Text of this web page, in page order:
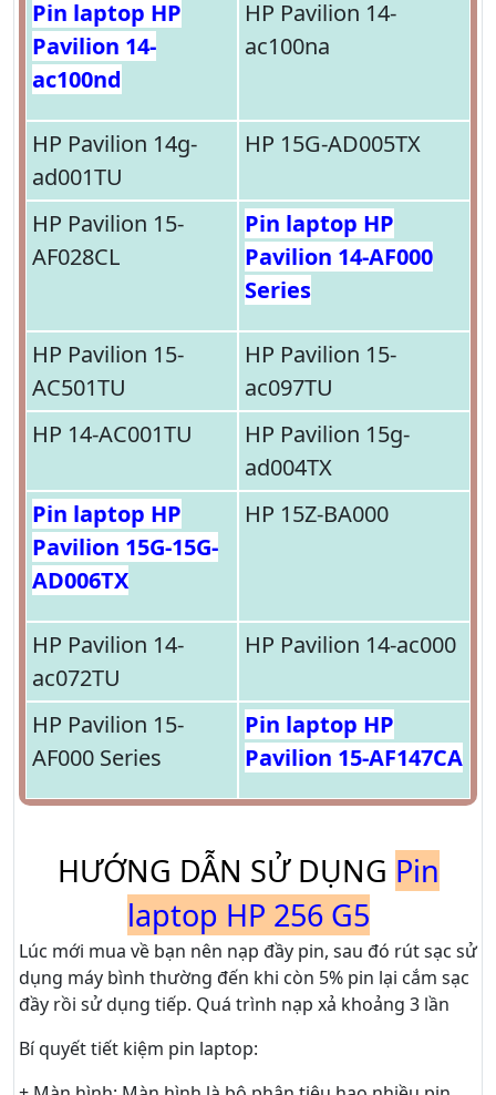
Pin laptop HP
Pavilion 14-
ac100nd
HP Pavilion 14-
ac100na
HP Pavilion 14g-
ad001TU
HP 15G-AD005TX
HP Pavilion 15-
AF028CL
Pin laptop HP
Pavilion 14-AF000
Series
HP Pavilion 15-
AC501TU
HP Pavilion 15-
ac097TU
HP 14-AC001TU
HP Pavilion 15g-
ad004TX
Pin laptop HP
Pavilion 15G-15G-
AD006TX
HP 15Z-BA000
HP Pavilion 14-
ac072TU
HP Pavilion 14-ac000
HP Pavilion 15-
AF000 Series
Pin laptop HP
Pavilion 15-AF147CA
HƯỚNG DẪN SỬ DỤNG Pin
laptop HP 256 G5
Lúc mới mua về bạn nên nạp đầy pin, sau đó rút sạc sử
dụng máy bình thường đến khi còn 5% pin lại cắm sạc
đầy rồi sử dụng tiếp. Quá trình nạp xả khoảng 3 lần
Bí quyết tiết kiệm pin laptop: